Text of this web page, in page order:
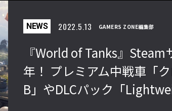
NEWS 2022.5.13 GAMERS ZONE編集部
『World of Tanks』Steam
年！ プレミアム中戦車「
B」やDLCパック「
「ストリートファイターリーグ